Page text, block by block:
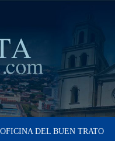
OFICINA DEL BUEN TRATO